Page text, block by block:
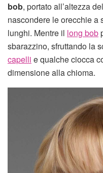
bob, portato all’altezza
nascondere le orecchie a
lunghi. Mentre il long bob
sbarazzino, sfruttando la
capelli e qualche ciocca
dimensione alla chioma.